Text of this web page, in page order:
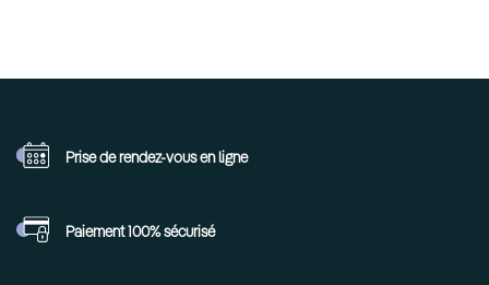
Prise de rendez-vous en ligne
Paiement 100%sécurisé